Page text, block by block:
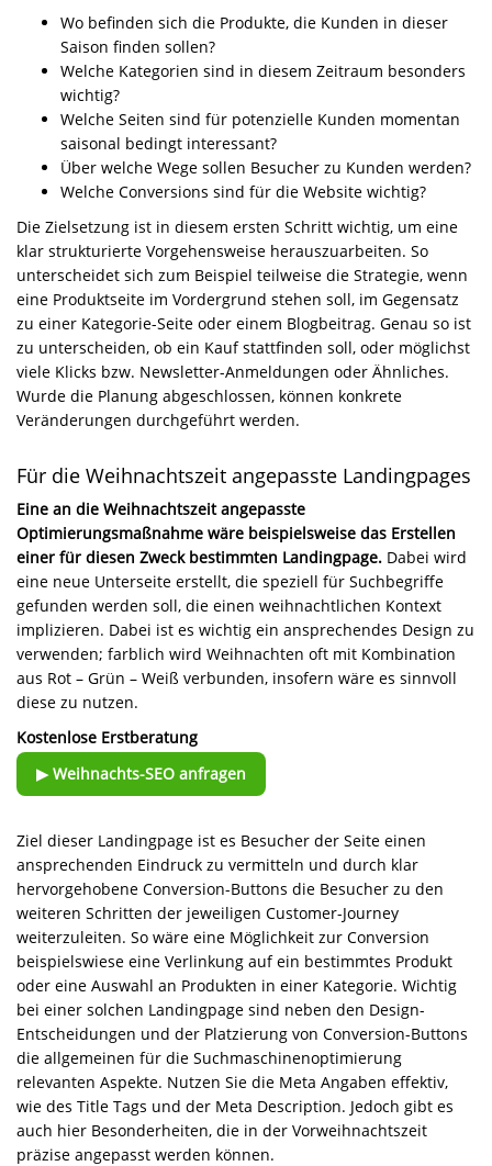
Wo befinden sich die Produkte, die Kunden in dieser
Saison finden sollen?
Welche Kategorien sind in diesem Zeitraum besonders
wichtig?
Welche Seiten sind für potenzielle Kunden momentan
saisonal bedingt interessant?
Über welche Wege sollen Besucher zu Kunden werden?
Welche Conversions sind für die Website wichtig?
Die Zielsetzung ist in diesem ersten Schritt wichtig, um eine
klar strukturierte Vorgehensweise herauszuarbeiten. So
unterscheidet sich zum Beispiel teilweise die Strategie, wenn
eine Produktseite im Vordergrund stehen soll, im Gegensatz
zu einer Kategorie-Seite oder einem Blogbeitrag. Genau so ist
zu unterscheiden, ob ein Kauf stattfinden soll, oder möglichst
viele Klicks bzw. Newsletter-Anmeldungen oder Ähnliches.
Wurde die Planung abgeschlossen, können konkrete
Veränderungen durchgeführt werden.
Für die Weihnachtszeit angepasste Landingpages
Eine an die Weihnachtszeit angepasste
Optimierungsmaßnahme wäre beispielsweise das Erstellen
einer für diesen Zweck bestimmten Landingpage. Dabei wird
eine neue Unterseite erstellt, die speziell für Suchbegriffe
gefunden werden soll, die einen weihnachtlichen Kontext
implizieren. Dabei ist es wichtig ein ansprechendes Design zu
verwenden; farblich wird Weihnachten oft mit Kombination
aus Rot – Grün – Weiß verbunden, insofern wäre es sinnvoll
diese zu nutzen.
Kostenlose Erstberatung
▶ Weihnachts-SEO anfragen
Ziel dieser Landingpage ist es Besucher der Seite einen
ansprechenden Eindruck zu vermitteln und durch klar
hervorgehobene Conversion-Buttons die Besucher zu den
weiteren Schritten der jeweiligen Customer-Journey
weiterzuleiten. So wäre eine Möglichkeit zur Conversion
beispielswiese eine Verlinkung auf ein bestimmtes Produkt
oder eine Auswahl an Produkten in einer Kategorie. Wichtig
bei einer solchen Landingpage sind neben den Design-
Entscheidungen und der Platzierung von Conversion-Buttons
die allgemeinen für die Suchmaschinenoptimierung
relevanten Aspekte. Nutzen Sie die Meta Angaben effektiv,
wie des Title Tags und der Meta Description. Jedoch gibt es
auch hier Besonderheiten, die in der Vorweihnachtszeit
präzise angepasst werden können.